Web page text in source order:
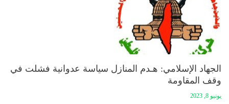
الجهاد الإسلامي: هـدم المنازل سياسة عدوانية فشلت في
وقف المقاومة
يونيو 8, 2023